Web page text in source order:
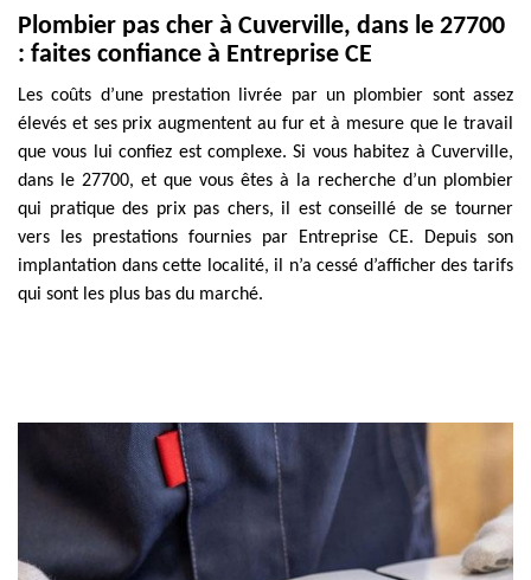
Plombier pas cher à Cuverville, dans le 27700
: faites confiance à Entreprise CE
Les coûts d’une prestation livrée par un plombier sont assez
élevés et ses prix augmentent au fur et à mesure que le travail
que vous lui confiez est complexe. Si vous habitez à Cuverville,
dans le 27700, et que vous êtes à la recherche d’un plombier
qui pratique des prix pas chers, il est conseillé de se tourner
vers les prestations fournies par Entreprise CE. Depuis son
implantation dans cette localité, il n’a cessé d’afficher des tarifs
qui sont les plus bas du marché.